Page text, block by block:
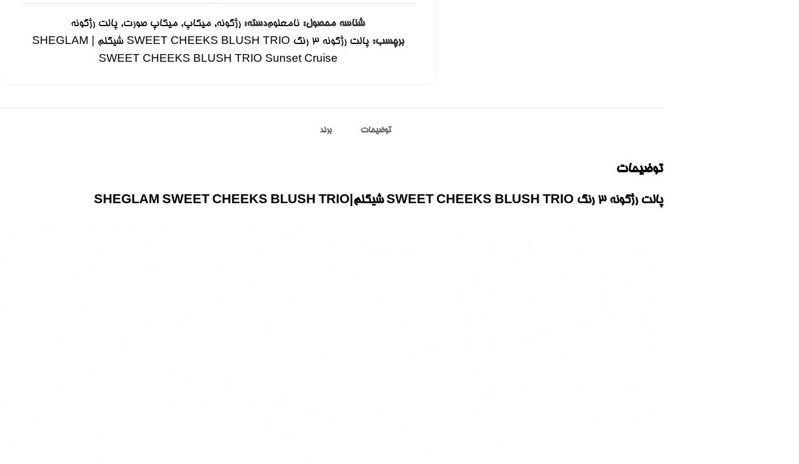
شناسه محصول: نامعلومدسته: رژگونه, میکاپ, میکاپ صورت, پالت رژگونه
برچسب:
پالت رژگونه 3 رنگ SWEET CHEEKS BLUSH TRIO شیگلم |‌ SHEGLAM
SWEET CHEEKS BLUSH TRIO Sunset Cruise
توضیحات برند
توضیحات
پالت رژگونه 3 رنگ SWEET CHEEKS BLUSH TRIO شیگلم|‌SHEGLAM SWEET CHEEKS BLUSH TRIO